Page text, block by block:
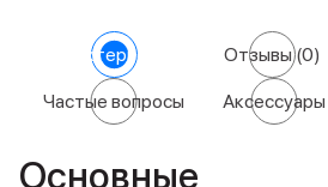
Характеристики Отзывы(0)
Частые вопросы Аксессуары
Основные